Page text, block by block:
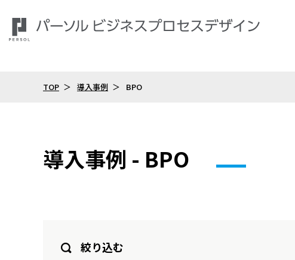
TOP 導入事例 BPO
導入事例 - BPO
絞り込む